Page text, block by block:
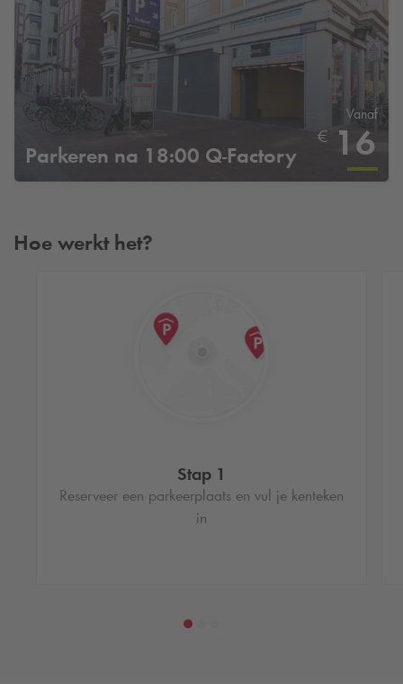
Parkeren na 18:00 Q-Factory
Vanaf
€ 16
Hoe werkt het?
Stap 1
Reserveer een parkeerplaats en vul je kenteken
in